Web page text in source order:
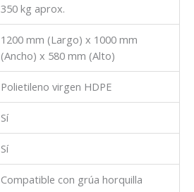
350 kg aprox.
1200 mm (Largo) x 1000 mm
(Ancho) x 580 mm (Alto)
Polietileno virgen HDPE
Sí
Sí
Compatible con grúa horquilla